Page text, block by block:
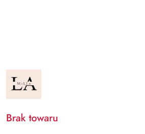
NAZWA
PRODUCENTA:
LA
MILLA
Brak towaru